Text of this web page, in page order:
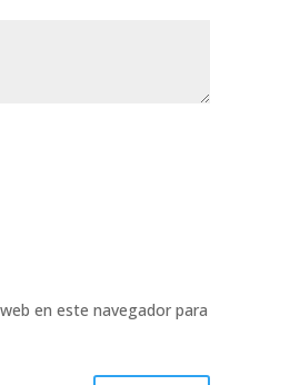
en este navegador para